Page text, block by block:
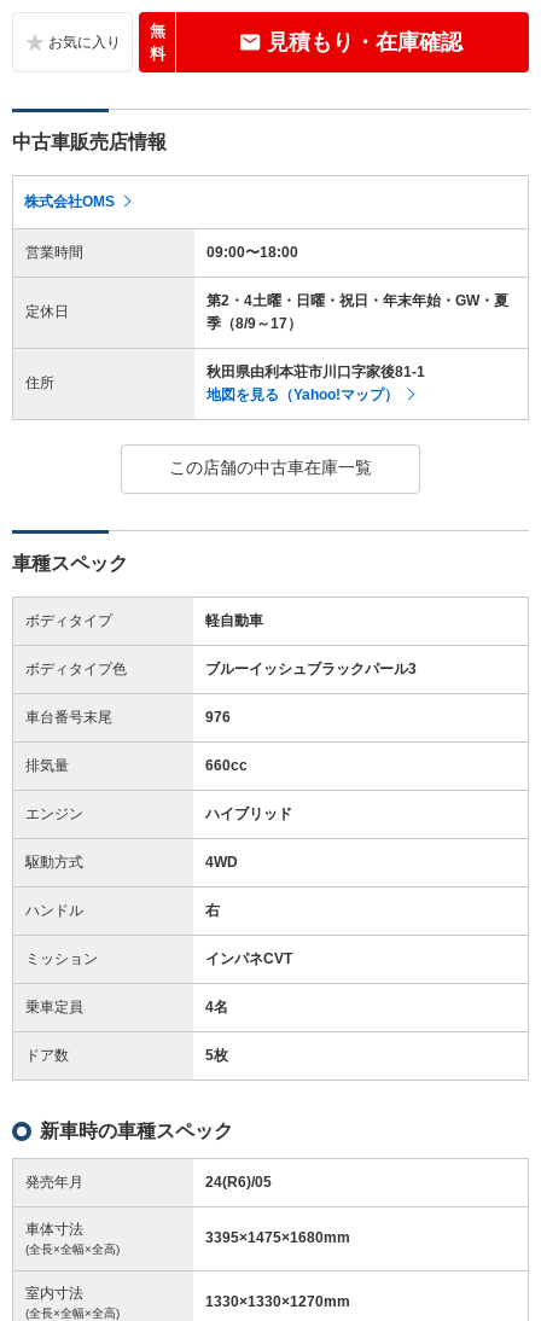
無
料
見積もり・在庫確認
中古車販売店情報
株式会社OMS
営業時間 09:00〜18:00
定休日
第2・4土曜・日曜・祝日・年末年始・GW・夏
季（8/9～17）
住所
秋田県由利本荘市川口字家後81-1
地図を見る（Yahoo!マップ）
この店舗の中古車在庫一覧
車種スペック
ボディタイプ 軽自動車
ボディタイプ色 ブルーイッシュブラックパール3
車台番号末尾 976
排気量 660cc
エンジン ハイブリッド
駆動方式 4WD
ハンドル 右
ミッション インパネCVT
乗車定員 4名
ドア数 5枚
新車時の車種スペック
発売年月 24(R6)/05
車体寸法
(全長×全幅×全高)
3395×1475×1680mm
室内寸法
(全長×全幅×全高)
1330×1330×1270mm